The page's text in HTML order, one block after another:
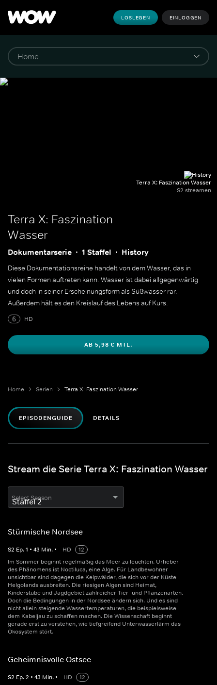
LOSLEGEN EINLOGGEN
Terra X: Faszination Wasser
S2 streamen
Terra X: Faszination
Wasser
Dokumentarserie 1 Staffel History
Diese Dokumentationsreihe handelt von dem Wasser, das in
vielen Formen auftreten kann. Wasser ist dabei allgegenwärtig
und doch in seiner Erscheinungsform als Süßwasser rar.
Außerdem hält es den Kreislauf des Lebens auf Kurs.
6
HD
AB 5,98 € MTL.
Home Serien Terra X: Faszination Wasser
EPISODENGUIDE DETAILS
Stream die Serie Terra X: Faszination Wasser
Select Season
Stürmische Nordsee
S2 Ep.1 • 43 Min. • HD
12
Im Sommer beginnt regelmäßig das Meer zu leuchten. Urheber
des Phänomens ist Noctiluca, eine Alge. Für Landbewohner
unsichtbar sind dagegen die Kelpwälder, die sich vor der Küste
Helgolands ausbreiten. Die riesigen Algen sind Heimat,
Kinderstube und Jagdgebiet zahlreicher Tier- und Pflanzenarten.
Doch die Bedingungen in der Nordsee ändern sich. Und es sind
nicht allein steigende Wassertemperaturen, die beispielsweise
dem Kabeljau zu schaffen machen. Die Wissenschaft beginnt
gerade erst zu verstehen, wie tiefgreifend Unterwasserlärm das
Ökosystem stört.
Geheimnisvolle Ostsee
S2 Ep.2 • 43 Min. • HD
12